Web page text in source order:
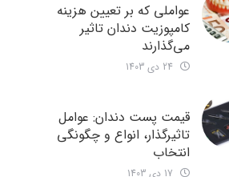
عواملی که بر تعیین هزینه
کامپوزیت دندان تاثیر
می‌گذارند
قیمت پست دندان: عوامل
تاثیرگذار، انواع و چگونگی
انتخاب